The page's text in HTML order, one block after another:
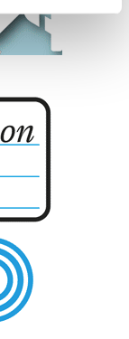
is processed
.
beste,
eta eduki
edukia
eta
zertarako
eta beren
Ikusi gure
egin